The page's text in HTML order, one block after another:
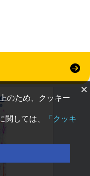
×
のため、クッキー
関しては、
「クッキ